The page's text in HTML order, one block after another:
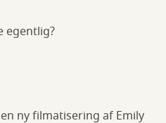
egentlig?
ny filmatisering af Emily